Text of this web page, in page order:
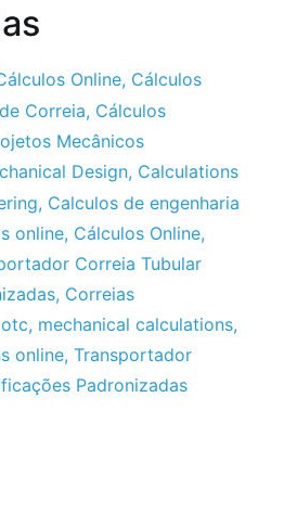
Online, Cálculos
Correia, Cálculos
Mecânicos
Design, Calculations
, Calculos de engenharia
online, Cálculos Online,
Correia Tubular
, Correias
, mechanical calculations,
online, Transportador
Padronizadas